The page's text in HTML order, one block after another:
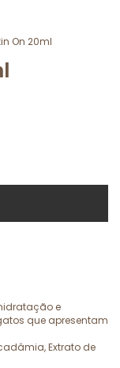
On 20ml
e
que apresentam
Extrato de